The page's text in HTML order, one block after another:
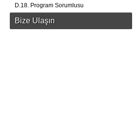
D.18. Program Sorumlusu
Bize Ulaşın